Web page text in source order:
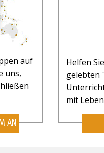
auf
uns,
AN
Helfen
gelebten
mit